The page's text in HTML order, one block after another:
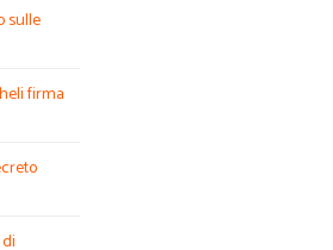
sulle
firma